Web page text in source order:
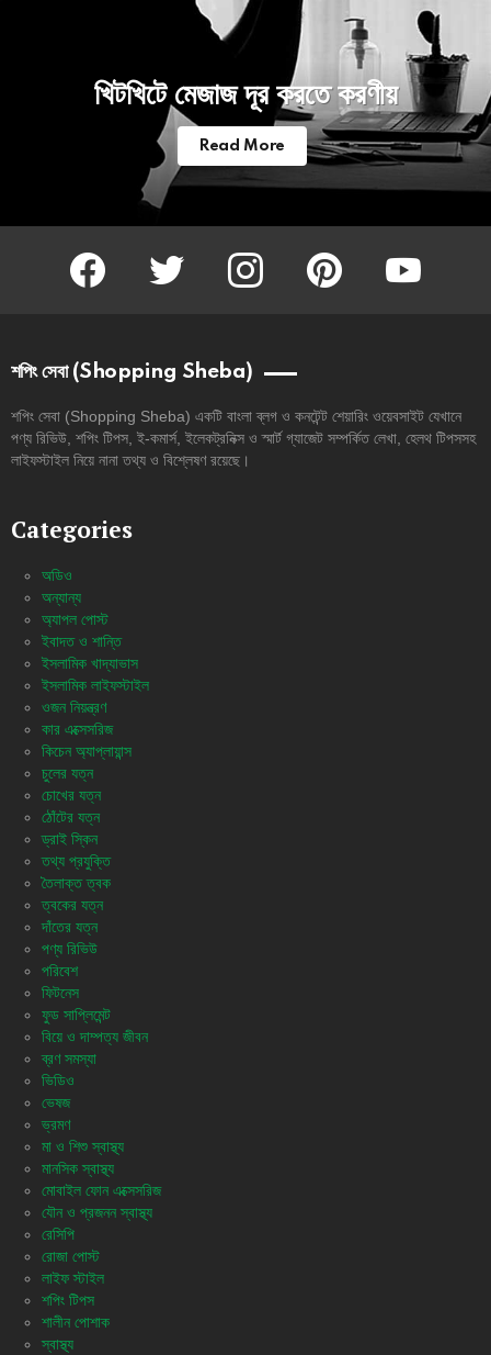
খিটখিটে মেজাজ দূর করতে করণীয়
Read More
facebook twitter instagram pinterest youtube
শপিং সেবা (Shopping Sheba)
শপিং সেবা (Shopping Sheba) একটি বাংলা ব্লগ ও কনটেন্ট শেয়ারিং ওয়েবসাইট যেখানে
পণ্য রিভিউ, শপিং টিপস, ই-কমার্স, ইলেকট্রনিক্স ও স্মার্ট গ্যাজেট সম্পর্কিত লেখা, হেলথ টিপসসহ
লাইফস্টাইল নিয়ে নানা তথ্য ও বিশ্লেষণ রয়েছে।
Categories
অডিও
অন্যান্য
অ্যাপল পোস্ট
ইবাদত ও শান্তি
ইসলামিক খাদ্যাভাস
ইসলামিক লাইফস্টাইল
ওজন নিয়ন্ত্রণ
কার এক্সেসরিজ
কিচেন অ্যাপ্লায়ান্স
চুলের যত্ন
চোখের যত্ন
ঠোঁটের যত্ন
ড্রাই স্কিন
তথ্য প্রযুক্তি
তৈলাক্ত ত্বক
ত্বকের যত্ন
দাঁতের যত্ন
পণ্য রিভিউ
পরিবেশ
ফিটনেস
ফুড সাপ্লিমেন্ট
বিয়ে ও দাম্পত্য জীবন
ব্রণ সমস্যা
ভিডিও
ভেষজ
ভ্রমণ
মা ও শিশু স্বাস্থ্য
মানসিক স্বাস্থ্য
মোবাইল ফোন এক্সেসরিজ
যৌন ও প্রজনন স্বাস্থ্য
রেসিপি
রোজা পোস্ট
লাইফ স্টাইল
শপিং টিপস
শালীন পোশাক
স্বাস্থ্য